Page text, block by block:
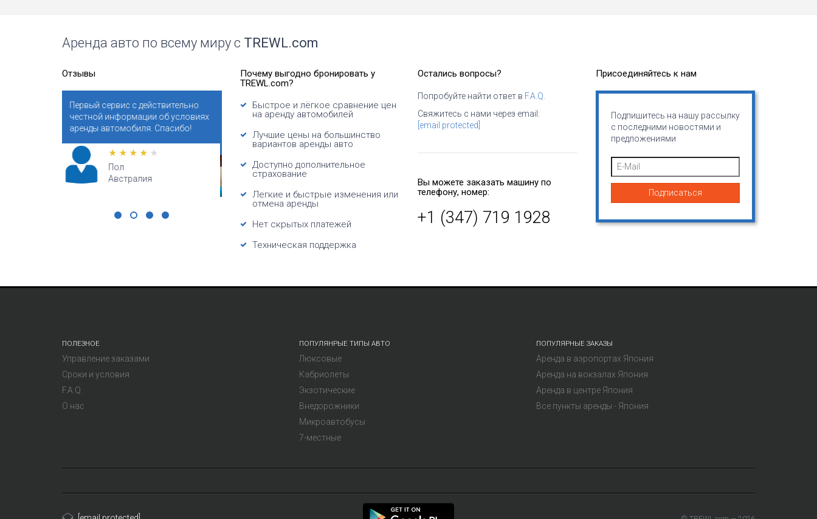
Аренда авто по всему миру с TREWL.com
Отзывы
Бронировали автомобиль заранее
для летнего отпуска в Испании.
Поразительно привлекательные
Валери
Сайт помогает мне видеть
реальную разницу между
автомобилей. Спасибо за
искренность!
Томас
Германия
Арендовать автомобиль на весь
отпуск или потратить те же деньги
за 2 дня на такси? Конечно, я
Бетти
США
Почему выгодно бронировать у
TREWL.com?
Быстрое и лёгкое сравнение цен
на аренду автомобилей
Лучшие цены на большинство
вариантов аренды авто
Доступно дополнительное
страхование
Легкие и быстрые изменения или
отмена аренды
Нет скрытых платежей
Техническая поддержка
Остались вопросы?
Попробуйте найти ответ в F.A.Q.
Свяжитесь с нами через email:
[email protected]
Вы можете заказать машину по
телефону, номер:
+1 (347) 719 1928
Присоединяйтесь к нам
Подпишитесь на нашу рассылку
с последними новостями и
предложениями
ПОЛЕЗНОЕ
Управление заказами
Сроки и условия
F.A.Q.
О нас
ПОПУЛЯНРЫЕ ТИПЫ АВТО
Люксовые
Кабриолеты
Экзотические
Внедорожники
Микроавтобусы
7-местные
ПОПУЛЯРНЫЕ ЗАКАЗЫ
Аренда в аэропортах Япония
Аренда на вокзалах Япония
Аренда в центре Япония
Все пункты аренды - Япония